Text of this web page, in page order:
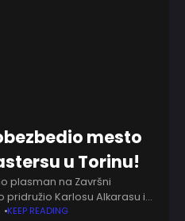
mesto
u Torinu!
plasman na Završni
pridružio Karlosu Alkarasu i
izborili mesto na
KEEP READING